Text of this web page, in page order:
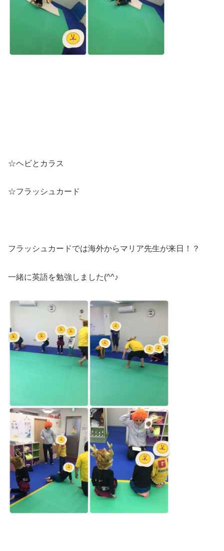
☆ヘビとカラス
☆フラッシュカード
フラッシュカードでは海外からマリア先生が来日！？
一緒に英語を勉強しました(^^♪